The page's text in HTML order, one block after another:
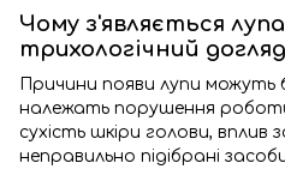
Чому з'являється
трихологічний догляд
Причини появи лупи можуть
належать порушення
сухість шкіри голови, вплив
неправильно підібрані